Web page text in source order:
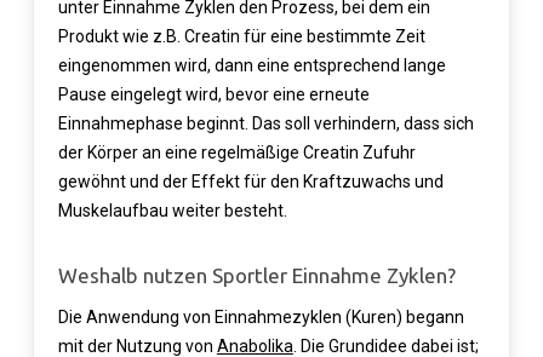
unter Einnahme Zyklen den Prozess, bei dem ein
Produkt wie z.B. Creatin für eine bestimmte Zeit
eingenommen wird, dann eine entsprechend lange
Pause eingelegt wird, bevor eine erneute
Einnahmephase beginnt. Das soll verhindern, dass sich
der Körper an eine regelmäßige Creatin Zufuhr
gewöhnt und der Effekt für den Kraftzuwachs und
Muskelaufbau weiter besteht.
Weshalb nutzen Sportler Einnahme Zyklen?
Die Anwendung von Einnahmezyklen (Kuren) begann
mit der Nutzung von Anabolika . Die Grundidee dabei ist;